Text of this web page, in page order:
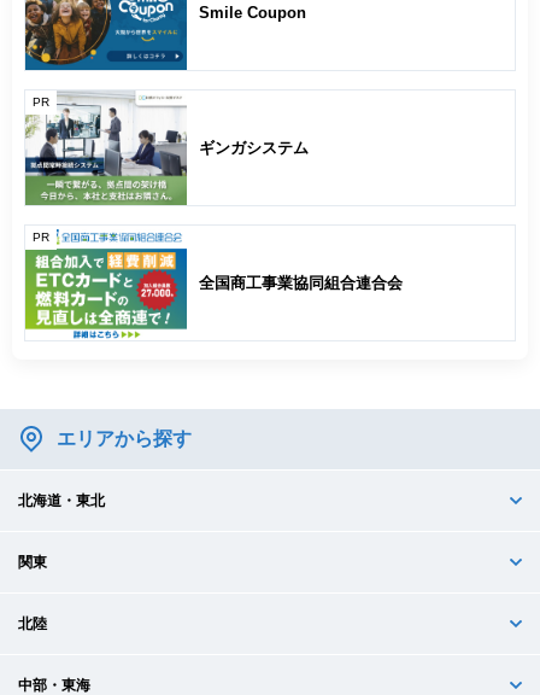
Smile Coupon
PR
ギンガシステム
PR
全国商工事業協同組合連合会
エリアから探す
北海道・東北
関東
北陸
中部・東海